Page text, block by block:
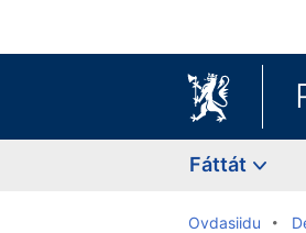
Fáttát
Ovdasiidu